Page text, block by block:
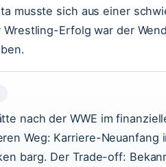
musste sich aus einer
Wrestling-Erfolg war der
nach der WWE im
Weg: Karriere-
barg. Der Trade-off: